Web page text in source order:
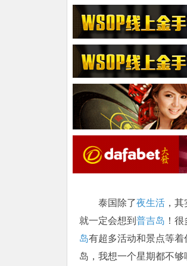
泰国除了夜生活 ，
就一定会想到 普吉岛 ！
岛有超多活动和景点等
岛，我想一个星期都不